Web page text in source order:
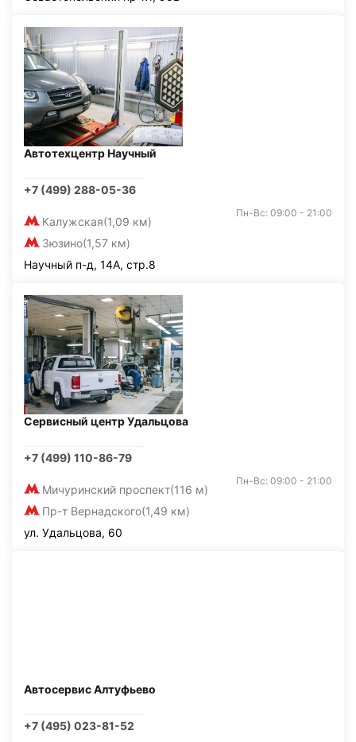
Автотехцентр Научный
+7 (499) 288-05-36
Калужская(1,09 км)
Зюзино(1,57 км)
Пн-Вс: 09:00 - 21:00
Научный п-д, 14А, стр.8
Сервисный центр Удальцова
+7 (499) 110-86-79
Мичуринский проспект(116 м)
Пр-т Вернадского(1,49 км)
Пн-Вс: 09:00 - 21:00
ул. Удальцова, 60
Автосервис Алтуфьево
+7 (495) 023-81-52